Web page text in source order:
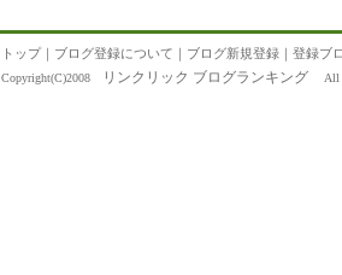
トップ｜ ブログ登録について ｜ ブログ新規登録 ｜ 登録ブ
Copyright(C)2008 リンクリック ブログランキング All